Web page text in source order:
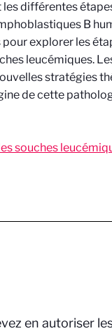
différentes
B
explorer les
leucémiques.
stratégies
de cette
souches
en autoriser